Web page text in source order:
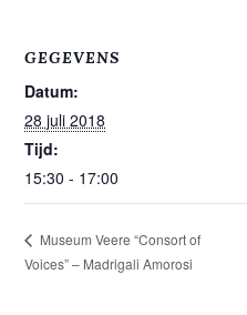
GEGEVENS
Datum:
28 juli 2018
Tijd:
15:30 - 17:00
Museum Veere “Consort of
Voices” – Madrigali Amorosi